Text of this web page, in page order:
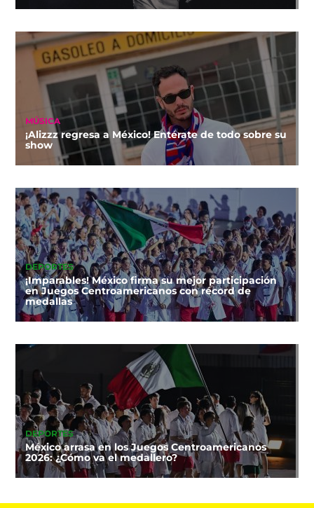
MÚSICA
¡Alizzz regresa a México! Entérate de todo sobre su
show
DEPORTES
¡Imparables! México firma su mejor participación
en Juegos Centroamericanos con récord de
medallas
DEPORTES
México arrasa en los Juegos Centroamericanos
2026: ¿Cómo va el medallero?